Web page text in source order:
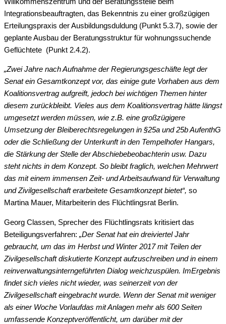
Integrationsbeauftragten, das Bekenntnis zu einer großzügigen
Erteilungspraxis der Ausbildungsduldung (Punkt 5.3.7), sowie der
geplante Ausbau der Beratungsstruktur für wohnungssuchende
Geflüchtete (Punkt 2.4.2).
„Zwei Jahre nach Aufnahme der Regierungsgeschäfte legt der
Senat ein Gesamtkonzept vor, das einige gute Vorhaben aus dem
Koalitionsvertrag aufgreift, jedoch bei wichtigen Themen hinter
diesem zurückbleibt. Vieles aus dem Koalitionsvertrag hätte längst
umgesetzt werden müssen, wie z.B. eine großzügigere
Umsetzung der Bleiberechtsregelungen in §25a und 25b AufenthG
oder die Schließung der Unterkunft in den Tempelhofer Hangars,
die Stärkung der Stelle der Abschiebebeobachterin usw. Dazu
steht nichts in dem Konzept. So bleibt fraglich, welchen Mehrwert
das mit einem immensen Zeit- und Arbeitsaufwand für Verwaltung
und Zivilgesellschaft erarbeitete Gesamtkonzept bietet“, so
Martina Mauer, Mitarbeiterin des Flüchtlingsrat Berlin.
Georg Classen, Sprecher des Flüchtlingsrats kritisiert das
Beteiligungsverfahren: „Der Senat hat ein dreiviertel Jahr
gebraucht, um das im Herbst und Winter 2017 mit Teilen der
Zivilgesellschaft diskutierte Konzeptaufzuschreiben und in einem
reinverwaltungsinterngeführten Dialog weichzuspülen. ImErgebnis
findet sich vieles nicht wieder, was seinerzeit von der
Zivilgesellschaft eingebracht wurde. Wenn der Senatmit weniger
als einer Woche Vorlaufdas mit Anlagen mehr als 600 Seiten
umfassende Konzeptveröffentlicht, um darübermit der